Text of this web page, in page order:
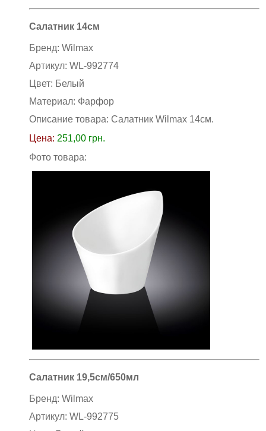
Салатник 14см
Бренд: Wilmax
Артикул: WL-992774
Цвет: Белый
Материал: Фарфор
Описание товара: Салатник Wilmax 14см.
Цена: 251,00 грн.
Фото товара:
Салатник 19,5см/650мл
Бренд: Wilmax
Артикул: WL-992775